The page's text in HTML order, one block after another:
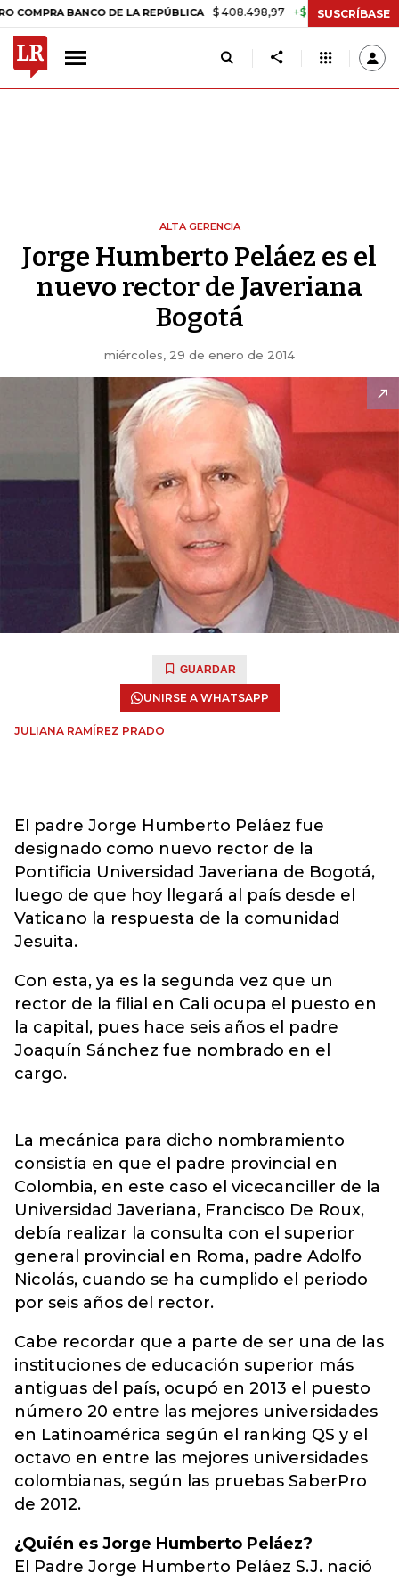
BANCO DE LA REPÚBLICA $ 408.498,97 +$ 8.753,81 +2,19%
SUSCRÍBASE
ALTA GERENCIA
Jorge Humberto Peláez es el
nuevo rector de Javeriana
Bogotá
miércoles, 29 de enero de 2014
GUARDAR
UNIRSE A WHATSAPP
JULIANA RAMÍREZ PRADO
El padre Jorge Humberto Peláez fue
designado como nuevo rector de la
Pontificia Universidad Javeriana de Bogotá,
luego de que hoy llegará al país desde el
Vaticano la respuesta de la comunidad
Jesuita.
Con esta, ya es la segunda vez que un
rector de la filial en Cali ocupa el puesto en
la capital, pues hace seis años el padre
Joaquín Sánchez fue nombrado en el
cargo.
La mecánica para dicho nombramiento
consistía en que el padre provincial en
Colombia, en este caso el vicecanciller de la
Universidad Javeriana, Francisco De Roux,
debía realizar la consulta con el superior
general provincial en Roma, padre Adolfo
Nicolás, cuando se ha cumplido el periodo
por seis años del rector.
Cabe recordar que a parte de ser una de las
instituciones de educación superior más
antiguas del país, ocupó en 2013 el puesto
número 20 entre las mejores universidades
en Latinoamérica según el ranking QS y el
octavo en entre las mejores universidades
colombianas, según las pruebas SaberPro
de 2012.
¿Quién es Jorge Humberto Peláez?
El Padre Jorge Humberto Peláez S.J. nació